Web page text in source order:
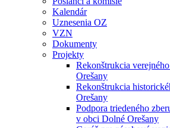
Kalendár
Uznesenia OZ
VZN
Dokumenty
Projekty
Rekonštrukcia
Orešany
Rekonštrukcia
Orešany
Podpora triedeného
v obci Dolné Orešany